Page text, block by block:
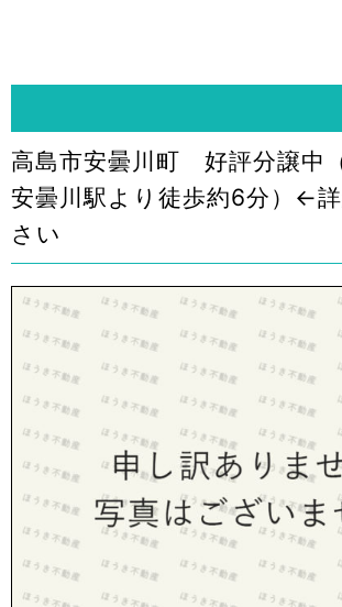
高島市安曇川町 好評分譲中
安曇川駅より徒歩約6分）←
さい